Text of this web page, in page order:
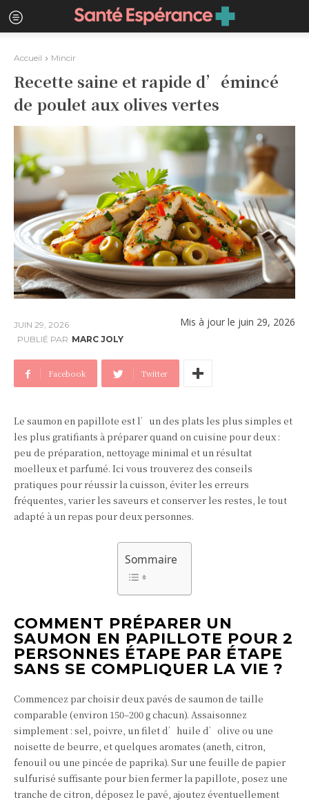
Accueil Mincir
Recette saine et rapide d’émincé
de poulet aux olives vertes
JUIN 29, 2026 Mis à jour le juin 29, 2026
PUBLIÉ PAR MARC JOLY
Facebook Twitter
Le saumon en papillote est l’un des plats les plus simples et
les plus gratifiants à préparer quand on cuisine pour deux :
peu de préparation, nettoyage minimal et un résultat
moelleux et parfumé. Ici vous trouverez des conseils
pratiques pour réussir la cuisson, éviter les erreurs
fréquentes, varier les saveurs et conserver les restes, le tout
adapté à un repas pour deux personnes.
Sommaire
COMMENT PRÉPARER UN
SAUMON EN PAPILLOTE POUR 2
PERSONNES ÉTAPE PAR ÉTAPE
SANS SE COMPLIQUER LA VIE ?
Commencez par choisir deux pavés de saumon de taille
comparable (environ 150–200 g chacun). Assaisonnez
simplement : sel, poivre, un filet d’huile d’olive ou une
noisette de beurre, et quelques aromates (aneth, citron,
fenouil ou une pincée de paprika). Sur une feuille de papier
sulfurisé suffisante pour bien fermer la papillote, posez une
tranche de citron, déposez le pavé, ajoutez éventuellement